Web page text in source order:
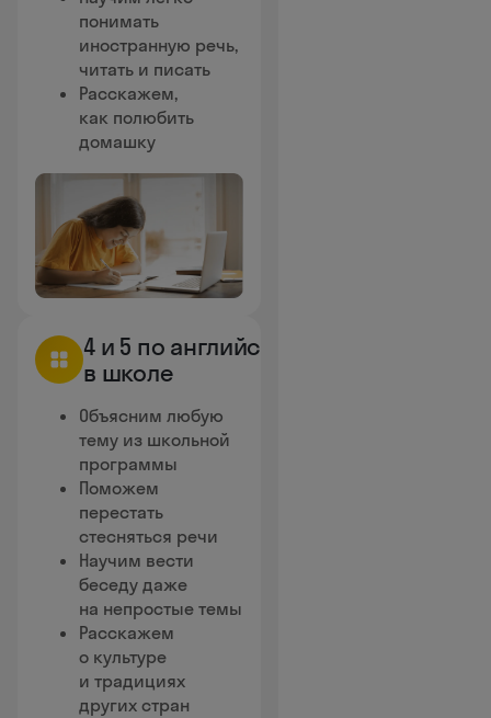
понимать
иностранную речь,
читать и писать
Расскажем,
как полюбить
домашку
4 и 5 по английскому
в школе
Объясним любую
тему из школьной
программы
Поможем
перестать
стесняться речи
Научим вести
беседу даже
на непростые темы
Расскажем
о культуре
и традициях
других стран